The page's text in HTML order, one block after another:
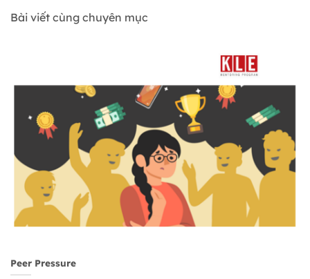
Bài viết cùng chuyên mục
Peer Pressure